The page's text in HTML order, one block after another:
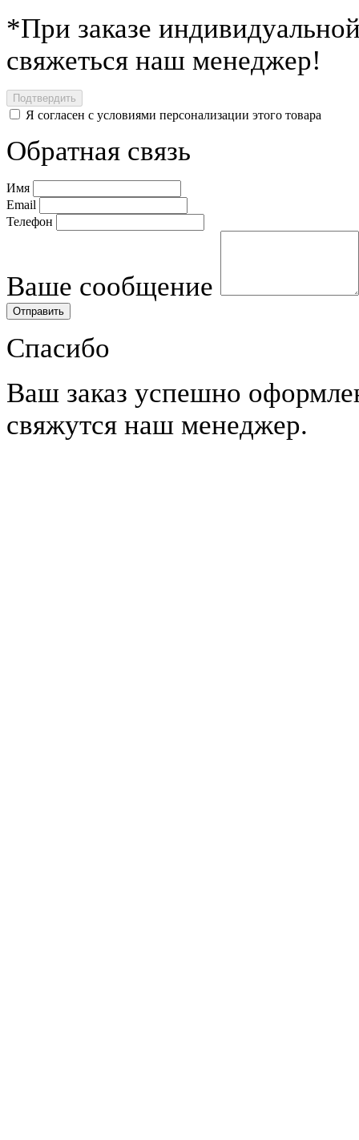
*При заказе
свяжеться наш менеджер!
Я согласен с условиями персонализации этого товара
Обратная связь
Имя
Email
Телефон
Ваше сообщение
Спасибо
Ваш заказ успешно
свяжутся наш менеджер.